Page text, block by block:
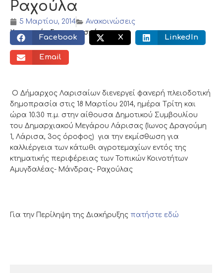
Ραχούλα
5 Μαρτίου, 2014
Ανακοινώσεις
Κοινωνικός διαμοιρασμός:
Facebook X LinkedIn
Email
Ο Δήμαρχος Λαρισαίων διενεργεί φανερή πλειοδοτική
δημοπρασία στις 18 Μαρτίου 2014, ημέρα Tρίτη και
ώρα 10.30 π.μ. στην αίθουσα Δημοτικού Συμβουλίου
του Δημαρχιακού Μεγάρου Λάρισας (Ίωνος Δραγούμη
1, Λάρισα, 3ος όροφος) για την εκμίσθωση για
καλλιέργεια των κάτωθι αγροτεμαχίων εντός της
κτηματικής περιφέρειας των Τοπικών Κοινοτήτων
Αμυγδαλέας- Μάνδρας- Ραχούλας
Για την Περίληψη της Διακήρυξης πατήστε εδώ